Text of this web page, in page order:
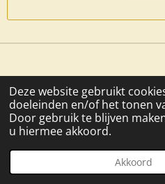
Deze website gebruikt
doeleinden en/of het tonen
Door gebruik te blijven
u hiermee akkoord.
Akkoord